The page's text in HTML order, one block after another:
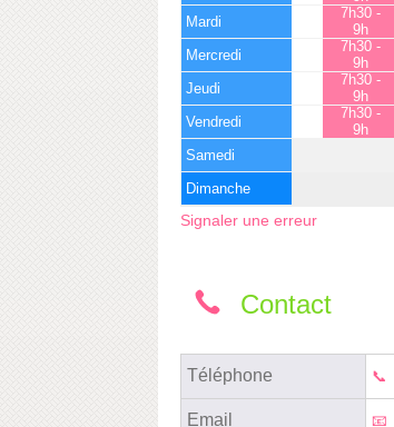
Mardi
7h30 -
9h
Mercredi
7h30 -
9h
Jeudi
7h30 -
9h
Vendredi
7h30 -
9h
Samedi
Dimanche
Signaler une erreur
Contact
Téléphone
Email